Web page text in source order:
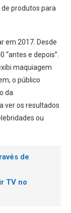
produtos para
em 2017. Desde
e depois”.
maquiagem
o público
da
ver os resultados
ou
de
TV no